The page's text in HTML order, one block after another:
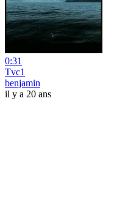
0:31
Tvc1
benjamin
il y a 20 ans